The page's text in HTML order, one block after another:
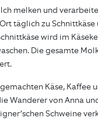
melken und
täglich zu
wird im
Die gesamte
Käse, Kaffee
Wanderer von Anna
Schweine